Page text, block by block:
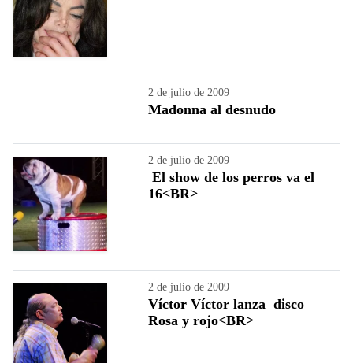
2 de julio de 2009
Madonna al desnudo
2 de julio de 2009
El show de los perros va el
16<BR>
2 de julio de 2009
Víctor Víctor lanza disco
Rosa y rojo<BR>